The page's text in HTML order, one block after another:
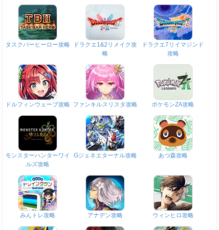
タスクバーヒーロー攻略
ドラクエ1&2リメイク攻
略
ドラクエ7リイマジンド
攻略
ドルフィンウェーブ攻略 ファンキルスリスタ攻略 ポケモンZA攻略
モンスターハンターワイ
ルズ攻略
Gジェネエターナル攻略 あつ森攻略
みんトレ攻略 アナデン攻略 ウィンヒロ攻略